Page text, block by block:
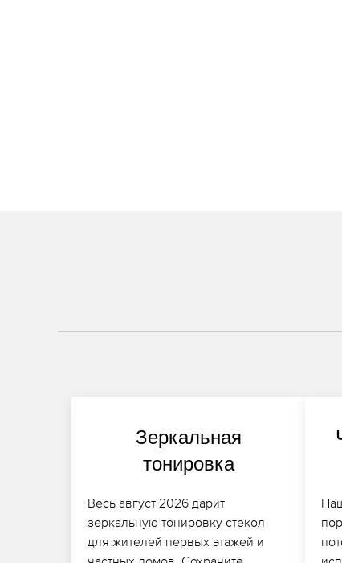
Зеркальная
тонировка
Весь август 2026 дарит
зеркальную тонировку стекол
для жителей первых этажей и